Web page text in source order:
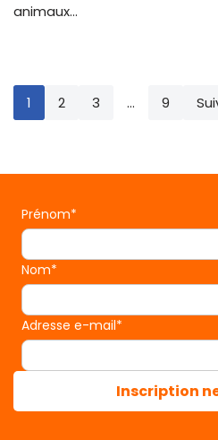
animaux…
1 2 3 … 9
Prénom*
Nom*
Adresse e-mail*
Inscription